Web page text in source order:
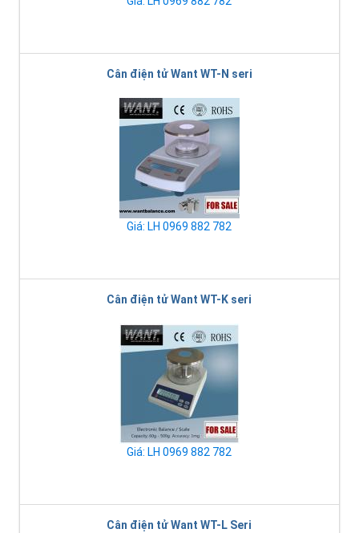
Cân điện tử Want WT-N seri
Giá: LH 0969 882 782
Cân điện tử Want WT-K seri
Giá: LH 0969 882 782
Cân điện tử Want WT-L Seri